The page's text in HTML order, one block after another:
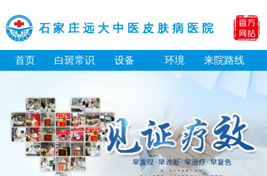
石家庄远大中医皮肤病医院
首页 白斑常识 设备 环境 来院路线
身体黑色素缺失是什么原因引起
白癜风打复色针有没有治好的案例
白癜风最初征兆什么样图片
初期白癜风和普通的色素减退斑怎么区分
伍德灯下不同颜色的荧光分别代表什么病
皮肤上的小白点和白癜风有什么区别